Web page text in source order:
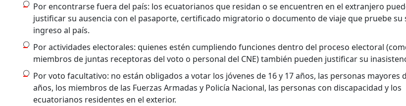
Por encontrarse fuera del país: los ecuatorianos que residan o se encuentren en el extranjero
justificar su ausencia con el pasaporte, certificado migratorio o documento de viaje que pruebe su
ingreso al país.
Por actividades electorales: quienes estén cumpliendo funciones dentro del proceso electoral
miembros de juntas receptoras del voto o personal del CNE) también pueden justificar su
Por voto facultativo: no están obligados a votar los jóvenes de 16 y 17 años, las personas mayores
años, los miembros de las Fuerzas Armadas y Policía Nacional, las personas con discapacidad y los
ecuatorianos residentes en el exterior.